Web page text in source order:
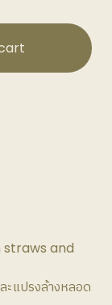
straws and
แปรงล้างหลอด